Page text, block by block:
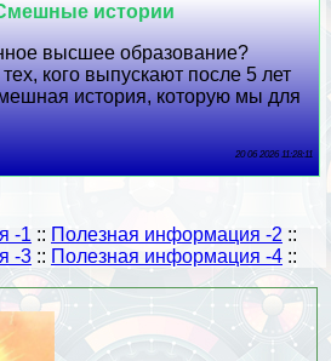
истории
высшее образование?
кого выпускают после 5 лет
история, которую мы для
20 06 2026 11:28:11
-1 :: Полезная информация -2 ::
-3 :: Полезная информация -4 ::